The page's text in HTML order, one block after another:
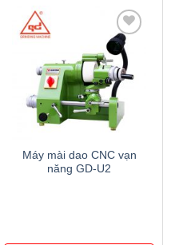
Thêm
to
wishlist
Máy mài dao CNC vạn
năng GD-U2